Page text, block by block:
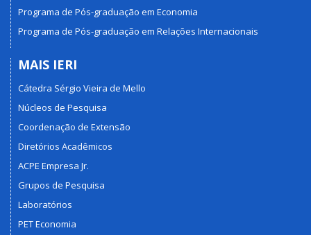
Programa de Pós-graduação em Economia
Programa de Pós-graduação em Relações Internacionais
MAIS IERI
Cátedra Sérgio Vieira de Mello
Núcleos de Pesquisa
Coordenação de Extensão
Diretórios Acadêmicos
ACPE Empresa Jr.
Grupos de Pesquisa
Laboratórios
PET Economia